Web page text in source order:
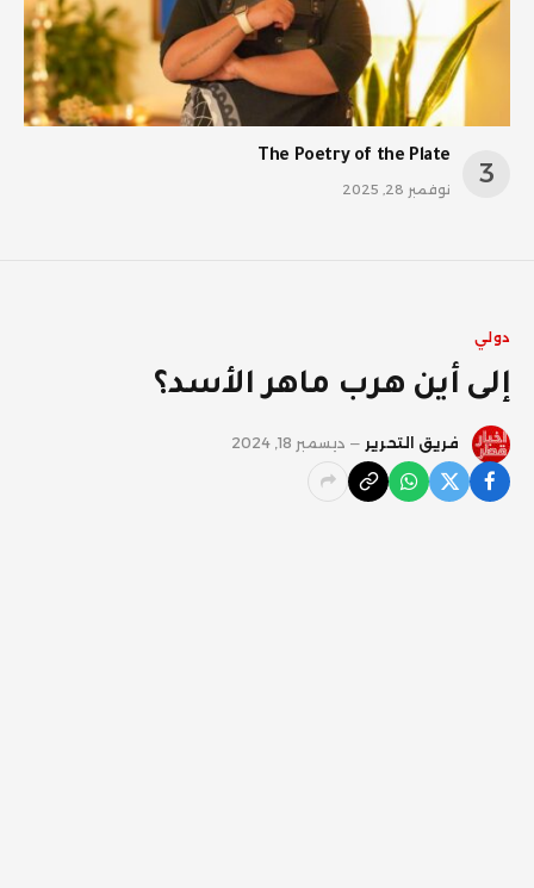
The Poetry of the Plate
نوفمبر 28, 2025
دولي
إلى أين هرب ماهر الأسد؟
فريق التحرير ديسمبر 18, 2024